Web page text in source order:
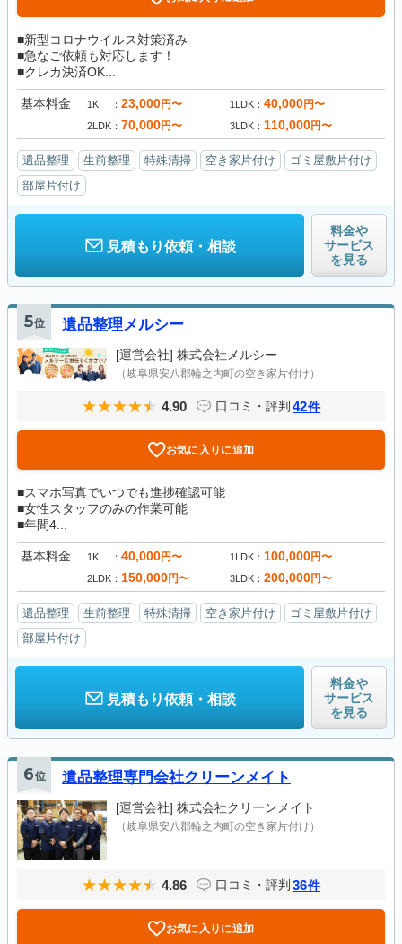
■新型コロナウイルス対策済み
■急なご依頼も対応します！
■クレカ決済OK...
基本料金 1K 23,000円〜 1LDK 40,000円〜
2LDK 70,000円〜 3LDK 110,000円〜
遺品整理 生前整理 特殊清掃 空き家片付け
ゴミ屋敷片付け
部屋片付け
見積もり依頼・相談
料金や
サービス
を見る
5位 遺品整理メルシー
[運営会社] 株式会社メルシー
（岐阜県安八郡輪之内町の空き家片付け）
4.90 口コミ・評判 42件
お気に入りに追加
■スマホ写真でいつでも進捗確認可能
■女性スタッフのみの作業可能
■年間4...
基本料金 1K 40,000円〜 1LDK 100,000円〜
2LDK 150,000円〜 3LDK 200,000円〜
遺品整理 生前整理 特殊清掃 空き家片付け
ゴミ屋敷片付け
部屋片付け
見積もり依頼・相談
料金や
サービス
を見る
6位 遺品整理専門会社クリーンメイト
[運営会社] 株式会社クリーンメイト
（岐阜県安八郡輪之内町の空き家片付け）
4.86 口コミ・評判 36件
お気に入りに追加